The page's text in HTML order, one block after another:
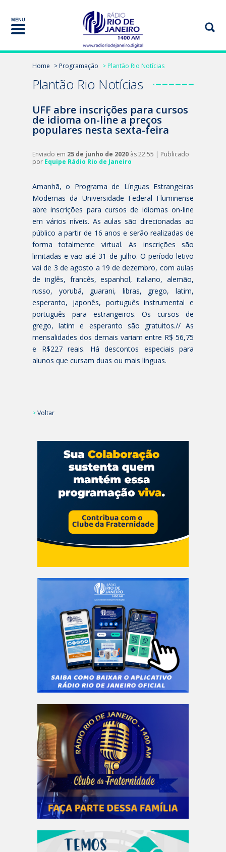
Home > Programação > Plantão Rio Notícias
Plantão Rio Notícias
UFF abre inscrições para cursos
de idioma on-line a preços
populares nesta sexta-feira
Enviado em 25 de junho de 2020 às 22:55 | Publicado
por Equipe Rádio Rio de Janeiro
Amanhã, o Programa de Línguas Estrangeiras
Modernas da Universidade Federal Fluminense
abre inscrições para cursos de idiomas on-line
em vários níveis. As aulas são direcionadas ao
público a partir de 16 anos e serão realizadas de
forma totalmente virtual. As inscrições são
limitadas e vão até 31 de julho. O período letivo
vai de 3 de agosto a 19 de dezembro, com aulas
de inglês, francês, espanhol, italiano, alemão,
russo, yorubá, guarani, libras, grego, latim,
esperanto, japonês, português instrumental e
português para estrangeiros. Os cursos de
grego, latim e esperanto são gratuitos.// As
mensalidades dos demais variam entre R$ 56,75
e R$227 reais. Há descontos especiais para
alunos que cursam duas ou mais línguas.
>Voltar